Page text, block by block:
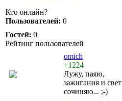
Кто онлайн?
Пользователей: 0
Гостей: 0
Рейтинг пользователей
omich
+1224
Лужу, паяю,
зажигания и свет
сочиняю... ;-)